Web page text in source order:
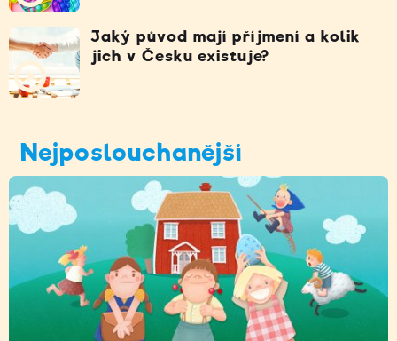
Jaký původ mají příjmení a kolik
jich v Česku existuje?
Nejposlouchanější